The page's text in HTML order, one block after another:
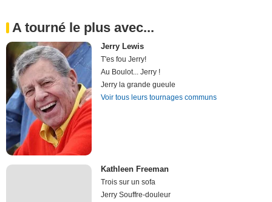
A tourné le plus avec...
Jerry Lewis
T'es fou Jerry!
Au Boulot... Jerry !
Jerry la grande gueule
Voir tous leurs tournages communs
Kathleen Freeman
Trois sur un sofa
Jerry Souffre-douleur